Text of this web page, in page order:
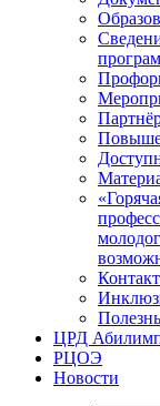
ЦРД
РЦОЭ
Новости